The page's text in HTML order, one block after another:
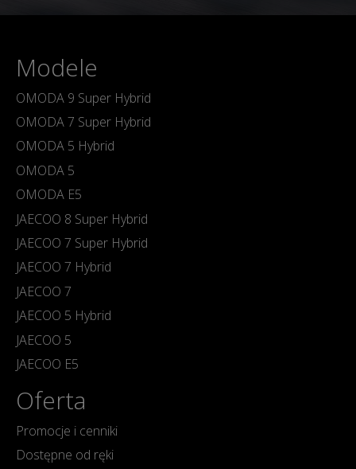
Modele
OMODA 9 Super Hybrid
OMODA 7 Super Hybrid
OMODA 5 Hybrid
OMODA 5
OMODA E5
JAECOO 8 Super Hybrid
JAECOO 7 Super Hybrid
JAECOO 7 Hybrid
JAECOO 7
JAECOO 5 Hybrid
JAECOO 5
JAECOO E5
Oferta
Promocje i cenniki
Dostępne od ręki